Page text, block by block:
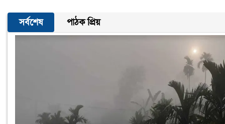
সর্বশেষ পাঠক প্রিয়